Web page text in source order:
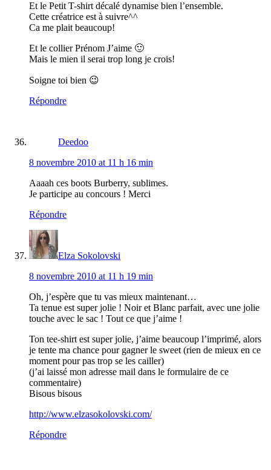
Et le Petit T-shirt décalé dynamise bien l’ensemble.
Cette créatrice est à suivre^^
Ca me plait beaucoup!
Et le collier Prénom J’aime 🙂
Mais le mien il serai trop long je crois!
Soigne toi bien 😉
Répondre
Deedoo
8 novembre 2010 at 11 h 16 min
Aaaah ces boots Burberry, sublimes.
Je participe au concours ! Merci
Répondre
Elza Sokolovski
8 novembre 2010 at 11 h 19 min
Oh, j’espère que tu vas mieux maintenant…
Ta tenue est super jolie ! Noir et Blanc parfait, avec une jolie
touche avec le sac ! Tout ce que j’aime !
Ton tee-shirt est super jolie, j’aime beaucoup l’imprimé, alors
je tente ma chance pour gagner le sweet (rien de mieux en ce
moment pour pas trop se les cailler)
(j’ai laissé mon adresse mail dans le formulaire de ce
commentaire)
Bisous bisous
http://www.elzasokolovski.com/
Répondre